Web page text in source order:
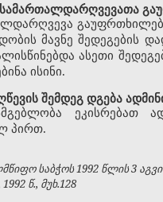
მავნე
ასეთი
ისინი.
შემდეგ დგება
ეკისრებათ
პირთ.
საბჭოს 1992 წლის 3
წ., მუხ.128